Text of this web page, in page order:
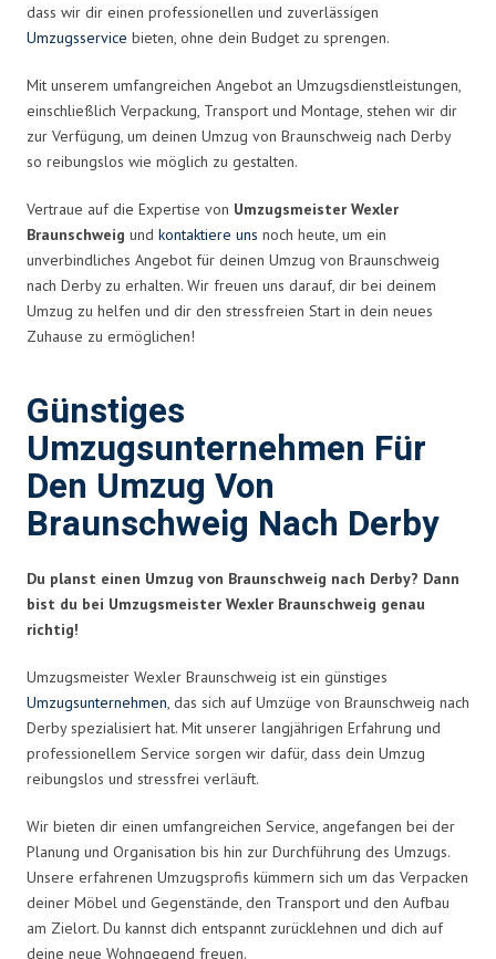
dass wir dir einen professionellen und zuverlässigen
Umzugsservice bieten, ohne dein Budget zu sprengen.
Mit unserem umfangreichen Angebot an Umzugsdienstleistungen,
einschließlich Verpackung, Transport und Montage, stehen wir dir
zur Verfügung, um deinen Umzug von Braunschweig nach Derby
so reibungslos wie möglich zu gestalten.
Vertraue auf die Expertise von Umzugsmeister Wexler
Braunschweig und kontaktiere uns noch heute, um ein
unverbindliches Angebot für deinen Umzug von Braunschweig
nach Derby zu erhalten. Wir freuen uns darauf, dir bei deinem
Umzug zu helfen und dir den stressfreien Start in dein neues
Zuhause zu ermöglichen!
Günstiges
Umzugsunternehmen Für
Den Umzug Von
Braunschweig Nach Derby
Du planst einen Umzug von Braunschweig nach Derby? Dann
bist du bei Umzugsmeister Wexler Braunschweig genau
richtig!
Umzugsmeister Wexler Braunschweig ist ein günstiges
Umzugsunternehmen, das sich auf Umzüge von Braunschweig nach
Derby spezialisiert hat. Mit unserer langjährigen Erfahrung und
professionellem Service sorgen wir dafür, dass dein Umzug
reibungslos und stressfrei verläuft.
Wir bieten dir einen umfangreichen Service, angefangen bei der
Planung und Organisation bis hin zur Durchführung des Umzugs.
Unsere erfahrenen Umzugsprofis kümmern sich um das Verpacken
deiner Möbel und Gegenstände, den Transport und den Aufbau
am Zielort. Du kannst dich entspannt zurücklehnen und dich auf
deine neue Wohngegend freuen.